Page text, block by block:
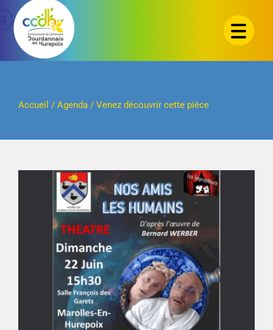
Passer
contenu
Accueil / Agenda/ Venez découvrir cette pièce